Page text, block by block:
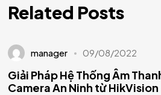
Related Posts
manager 09/08/2022
Giải Pháp Hệ Thống Âm
Camera An Ninh từ HikVision